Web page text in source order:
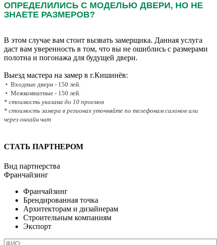
ОПРЕДЕЛИЛИСЬ С МОДЕЛЬЮ ДВЕРИ, НО НЕ
ЗНАЕТЕ РАЗМЕРОВ?
В этом случае вам стоит вызвать замерщика. Данная услуга
даст вам уверенность в том, что вы не ошиблись с размерами
полотна и погонажа для будущей двери.
Выезд мастера на замер в г.Кишинёв:
• Входные двери - 150 лей.
• Межкомнатные - 150 лей.
* стоимость указана до 10 проемов
* стоимость замера в регионах уточняйте по телефонам салонов или
через онлайн чат
СТАТЬ ПАРТНЕРОМ
Вид партнерства
Франчайзинг
Франчайзинг
Брендированная точка
Архитекторам и дизайнерам
Строительным компаниям
Экспорт